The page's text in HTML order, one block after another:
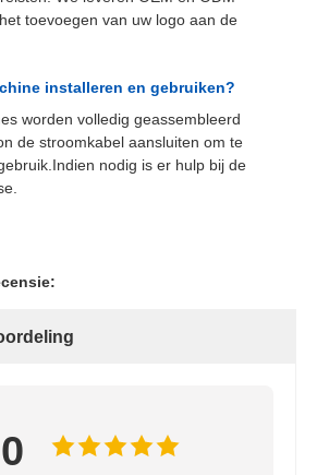
toevoegen van uw logo aan de
installeren en gebruiken?
worden volledig geassembleerd
de stroomkabel aansluiten om te
nodig is er hulp bij de